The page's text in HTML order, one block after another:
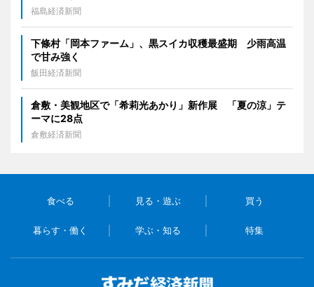
福島経済新聞
下條村「岡本ファーム」、黒スイカ収穫最盛期 少雨高温
で甘み強く
飯田経済新聞
倉敷・美観地区で「希莉光あかり」新作展 「夏の涼」テ
ーマに28点
倉敷経済新聞
食べる 見る・遊ぶ 買う
暮らす・働く 学ぶ・知る 特集